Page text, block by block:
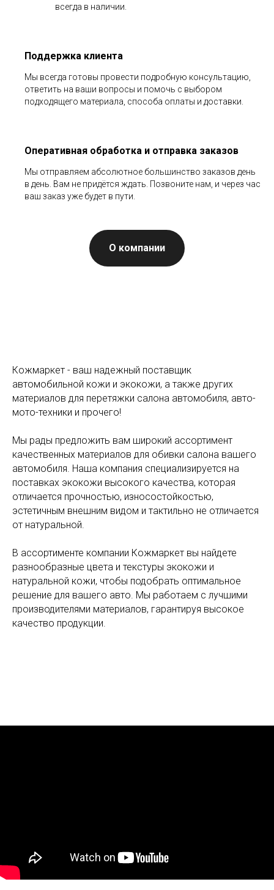
всегда в наличии.
Поддержка клиента
Мы всегда готовы провести подробную консультацию,
ответить на ваши вопросы и помочь с выбором
подходящего материала, способа оплаты и доставки.
Оперативная обработка и отправка заказов
Мы отправляем абсолютное большинство заказов день
в день. Вам не придётся ждать. Позвоните нам, и через час
ваш заказ уже будет в пути.
О компании
Кожмаркет - ваш надежный поставщик
автомобильной кожи и экокожи, а также других
материалов для перетяжки салона автомобиля, авто-
мото-техники и прочего!
Мы рады предложить вам широкий ассортимент
качественных материалов для обивки салона вашего
автомобиля. Наша компания специализируется на
поставках экокожи высокого качества, которая
отличается прочностью, износостойкостью,
эстетичным внешним видом и тактильно не отличается
от натуральной.
В ассортименте компании Кожмаркет вы найдете
разнообразные цвета и текстуры экокожи и
натуральной кожи, чтобы подобрать оптимальное
решение для вашего авто. Мы работаем с лучшими
производителями материалов, гарантируя высокое
качество продукции.